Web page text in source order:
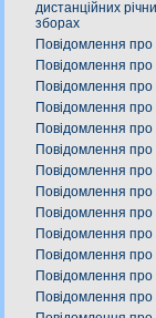
дистанційних
зборах
Повідомлення
Повідомлення
Повідомлення
Повідомлення
Повідомлення
Повідомлення
Повідомлення
Повідомлення
Повідомлення
Повідомлення
Повідомлення
Повідомлення
Повідомлення